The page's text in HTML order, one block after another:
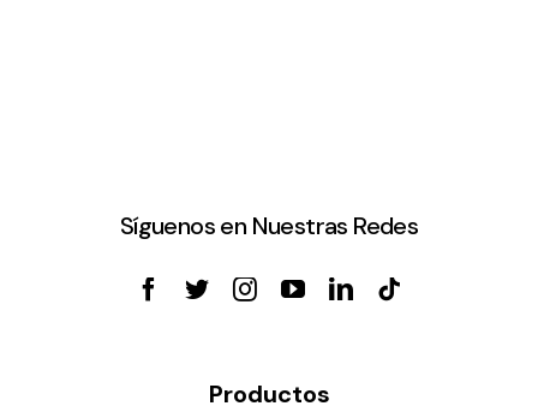
Síguenos en Nuestras Redes
Productos